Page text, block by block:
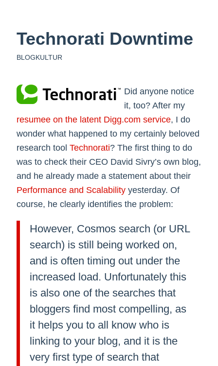
Technorati Downtime
BLOGKULTUR
Did anyone notice
it, too? After my
resumee on the latent Digg.com service, I do
wonder what happened to my certainly beloved
research tool Technorati? The first thing to do
was to check their CEO David Sivry’s own blog,
and he already made a statement about their
Performance and Scalabilityyesterday. Of
course, he clearly identifies the problem:
However, Cosmos search (or URL
search) is still being worked on,
and is often timing out under the
increased load. Unfortunately this
is also one of the searches that
bloggers find most compelling, as
it helps you to all know who is
linking to your blog, and it is the
very first type of search that